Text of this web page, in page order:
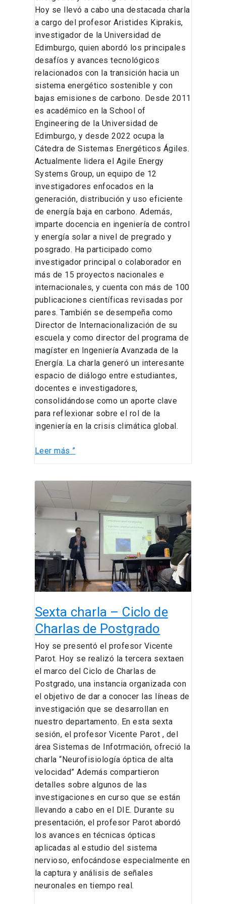
Hoy se llevó a cabo una destacada charla
a cargo del profesor Aristides Kiprakis,
investigador de la Universidad de
Edimburgo, quien abordó los principales
desafíos y avances tecnológicos
relacionados con la transición hacia un
sistema energético sostenible y con
bajas emisiones de carbono. Desde 2011
es académico en la School of
Engineering de la Universidad de
Edimburgo, y desde 2022 ocupa la
Cátedra de Sistemas Energéticos Ágiles.
Actualmente lidera el Agile Energy
Systems Group, un equipo de 12
investigadores enfocados en la
generación, distribución y uso eficiente
de energía baja en carbono. Además,
imparte docencia en ingeniería de control
y energía solar a nivel de pregrado y
posgrado. Ha participado como
investigador principal o colaborador en
más de 15 proyectos nacionales e
internacionales, y cuenta con más de 100
publicaciones científicas revisadas por
pares. También se desempeña como
Director de Internacionalización de su
escuela y como director del programa de
magíster en Ingeniería Avanzada de la
Energía. La charla generó un interesante
espacio de diálogo entre estudiantes,
docentes e investigadores,
consolidándose como un aporte clave
para reflexionar sobre el rol de la
ingeniería en la crisis climática global.
Leer más ”
Sexta charla – Ciclo de
Charlas de Postgrado
Hoy se presentó el profesor Vicente
Parot. Hoy se realizó la tercera sextaen
el marco del Ciclo de Charlas de
Postgrado, una instancia organizada con
el objetivo de dar a conocer las líneas de
investigación que se desarrollan en
nuestro departamento. En esta sexta
sesión, el profesor Vicente Parot , del
área Sistemas de Infotrmación, ofreció la
charla “Neurofisiología óptica de alta
velocidad” Además compartieron
detalles sobre algunos de las
investigaciones en curso que se están
llevando a cabo en el DIE. Durante su
presentación, el profesor Parot abordó
los avances en técnicas ópticas
aplicadas al estudio del sistema
nervioso, enfocándose especialmente en
la captura y análisis de señales
neuronales en tiempo real.
Sexta
charla
–
de
Charlas
de
Postgrado